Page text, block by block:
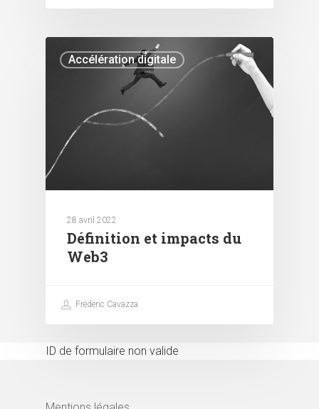
Accélération digitale
28 avril 2022
Définition et impacts du
Web3
Frédéric Cavazza
ID de formulaire non valide